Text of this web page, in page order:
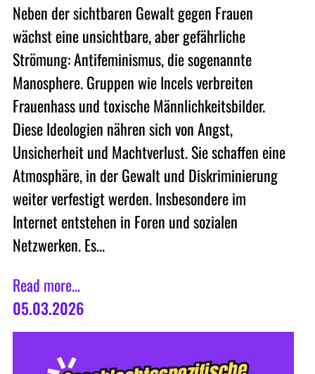
Neben der sichtbaren Gewalt gegen Frauen
wächst eine unsichtbare, aber gefährliche
Strömung: Antifeminismus, die sogenannte
Manosphere. Gruppen wie Incels verbreiten
Frauenhass und toxische Männlichkeitsbilder.
Diese Ideologien nähren sich von Angst,
Unsicherheit und Machtverlust. Sie schaffen eine
Atmosphäre, in der Gewalt und Diskriminierung
weiter verfestigt werden. Insbesondere im
Internet entstehen in Foren und sozialen
Netzwerken. Es…
Read more...
05.03.2026